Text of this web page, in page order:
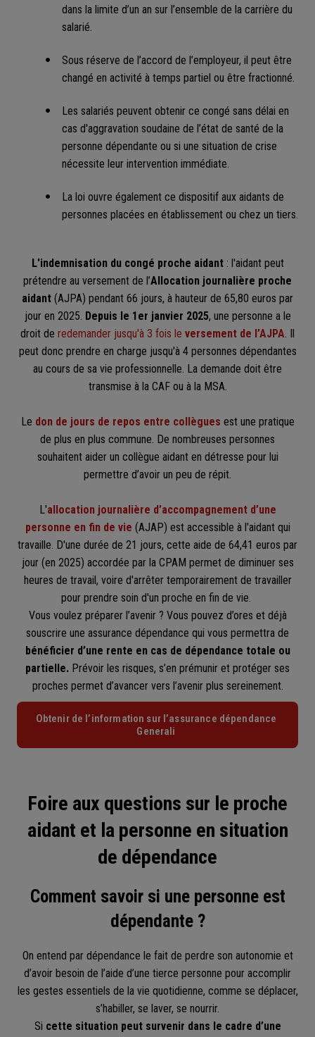
dans la limite d’un an sur l’ensemble de la carrière du
salarié.
Sous réserve de l’accord de l’employeur, il peut être
changé en activité à temps partiel ou être fractionné.
Les salariés peuvent obtenir ce congé sans délai en
cas d'aggravation soudaine de l’état de santé de la
personne dépendante ou si une situation de crise
nécessite leur intervention immédiate.
La loi ouvre également ce dispositif aux aidants de
personnes placées en établissement ou chez un tiers.
L'indemnisation du congé proche aidant: l'aidant peut
prétendre au versement de l’Allocation journalière proche
aidant (AJPA) pendant 66 jours, à hauteur de 65,80 euros par
jour en 2025. Depuis le 1er janvier 2025, une personne a le
droit de redemander jusqu'à 3 fois le versement de l’AJPA. Il
peut donc prendre en charge jusqu'à 4 personnes dépendantes
au cours de sa vie professionnelle. La demande doit être
transmise à la CAF ou à la MSA.
Le don de jours de repos entre collègues est une pratique
de plus en plus commune. De nombreuses personnes
souhaitent aider un collègue aidant en détresse pour lui
permettre d’avoir un peu de répit.
L'allocation journalière d’accompagnement d’une
personne en fin de vie (AJAP) est accessible à l'aidant qui
travaille. D'une durée de 21 jours, cette aide de 64,41 euros par
jour (en 2025) accordée par la CPAM permet de diminuer ses
heures de travail, voire d'arrêter temporairement de travailler
pour prendre soin d'un proche en fin de vie.
Vous voulez préparer l’avenir ? Vous pouvez d’ores et déjà
souscrire une assurance dépendance qui vous permettra de
bénéficier d’une rente en cas de dépendance totale ou
partielle. Prévoir les risques, s’en prémunir et protéger ses
proches permet d’avancer vers l’avenir plus sereinement.
Obtenir de l’information sur l’assurance dépendance
Generali
Foire aux questions sur le proche
aidant et la personne en situation
de dépendance
Comment savoir si une personne est
dépendante ?
On entend par dépendance le fait de perdre son autonomie et
d’avoir besoin de l’aide d’une tierce personne pour accomplir
les gestes essentiels de la vie quotidienne, comme se déplacer,
s’habiller, se laver, se nourrir.
Si cette situation peut survenir dans le cadre d’une